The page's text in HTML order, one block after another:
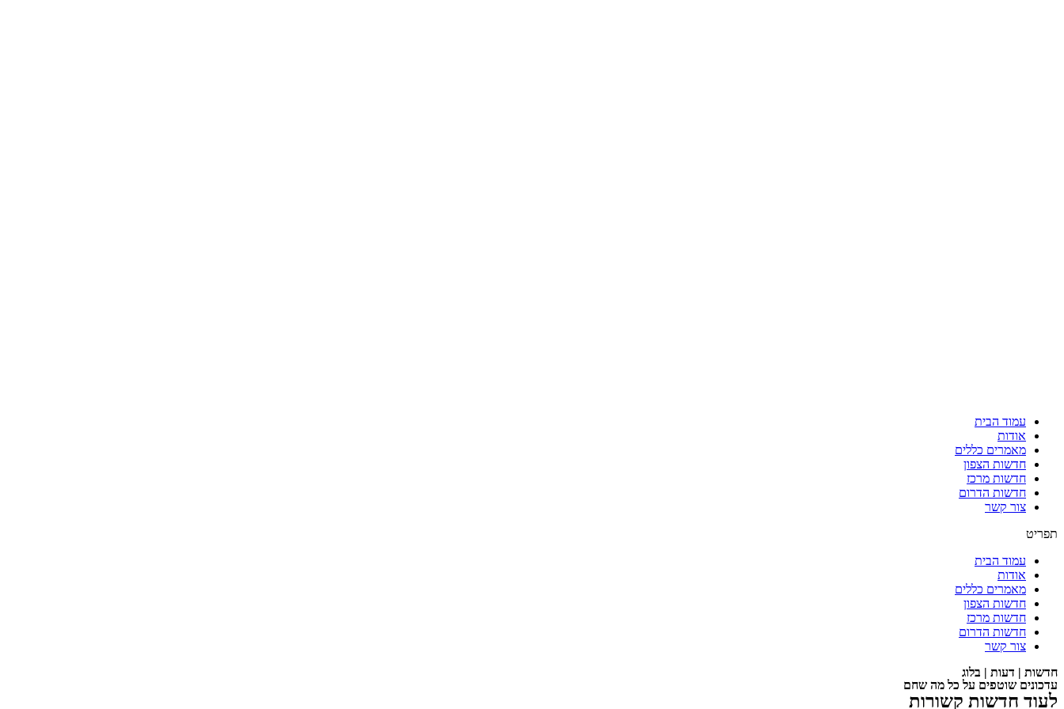
עמוד הבית
אודות
מאמרים כללים
חדשות הצפון
חדשות מרכז
חדשות הדרום
צור קשר
תפריט
עמוד הבית
אודות
מאמרים כללים
חדשות הצפון
חדשות מרכז
חדשות הדרום
צור קשר
חדשות | דעות | בלוג
עדכונים שוטפים על כל מה שחם
לעוד חדשות קשורות